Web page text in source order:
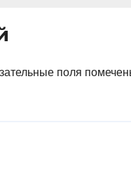
поля